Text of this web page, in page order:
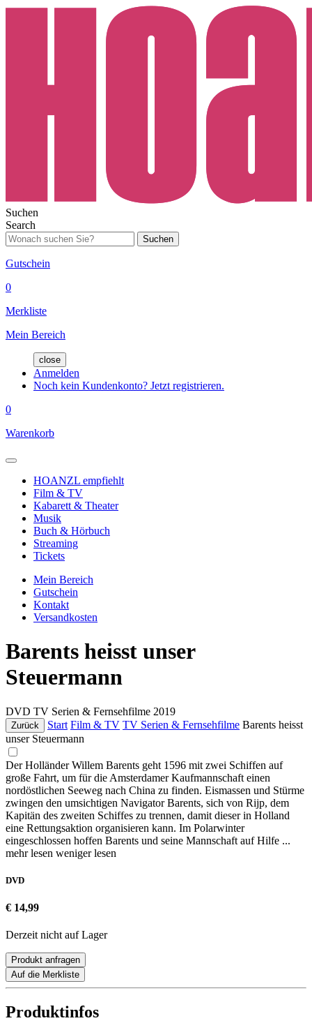
Suchen
Search
Suchen
Gutschein
0
Merkliste
Mein Bereich
close
Anmelden
Noch kein Kundenkonto? Jetzt registrieren.
0
Warenkorb
HOANZL empfiehlt
Film & TV
Kabarett & Theater
Musik
Buch & Hörbuch
Streaming
Tickets
Mein Bereich
Gutschein
Kontakt
Versandkosten
Barents heisst unser
Steuermann
DVD TV Serien & Fernsehfilme 2019
Zurück Start Film & TV TV Serien & Fernsehfilme Barents heisst
unser Steuermann
Der Holländer Willem Barents geht 1596 mit zwei Schiffen auf
große Fahrt, um für die Amsterdamer Kaufmannschaft einen
nordöstlichen Seeweg nach China zu finden. Eismassen und Stürme
zwingen den umsichtigen Navigator Barents, sich von Rijp, dem
Kapitän des zweiten Schiffes zu trennen, damit dieser in Holland
eine Rettungsaktion organisieren kann. Im Polarwinter
eingeschlossen hoffen Barents und seine Mannschaft auf Hilfe ...
mehr lesen weniger lesen
DVD
€ 14,99
Derzeit nicht auf Lager
Produkt anfragen
Auf die Merkliste
Produktinfos